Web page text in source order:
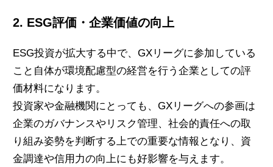
2. ESG評価・企業価値の向上
ESG投資が拡大する中で、GXリーグに参加している
こと自体が環境配慮型の経営を行う企業としての評
価材料になります。
投資家や金融機関にとっても、GXリーグへの参画は
企業のガバナンスやリスク管理、社会的責任への取
り組み姿勢を判断する上での重要な情報となり、資
金調達や信用力の向上にも好影響を与えます。